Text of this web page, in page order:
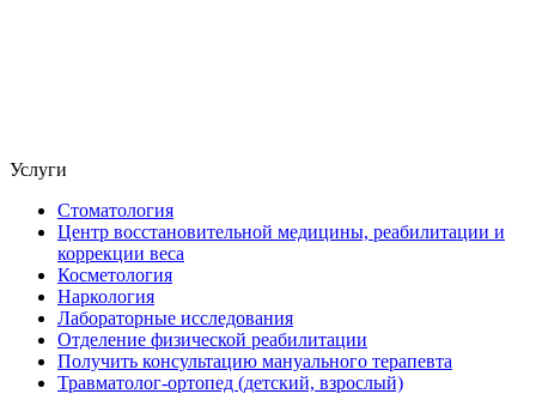
Услуги
Стоматология
Центр восстановительной медицины, реабилитации и
коррекции веса
Косметология
Наркология
Лабораторные исследования
Отделение физической реабилитации
Получить консультацию мануального терапевта
Травматолог-ортопед (детский, взрослый)